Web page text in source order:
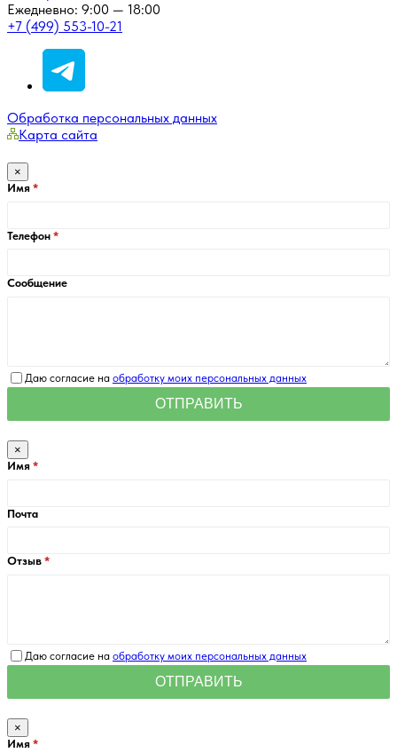
Ежедневно: 9:00 — 18:00
+7 (499) 553-10-21
Обработка персональных данных
Карта сайта
×
Имя
Телефон
Сообщение
Даю согласие на обработку моих персональных данных
×
Имя
Почта
Отзыв
Даю согласие на обработку моих персональных данных
×
Имя